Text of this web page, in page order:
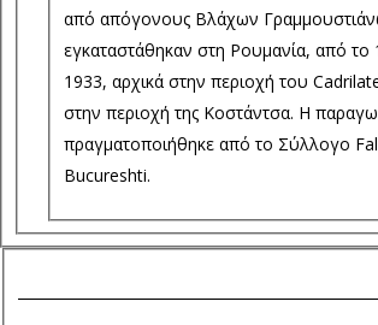
από απόγονους Βλάχων
εγκαταστάθηκαν στη Ρουμανία, από το
1933, αρχικά στην περιοχή του
στην περιοχή της Κοστάντσα. Η
πραγματοποιήθηκε από το Σύλλογο
Bucureshti.